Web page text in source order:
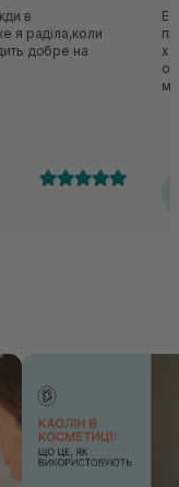
в
я раділа,коли
добре на